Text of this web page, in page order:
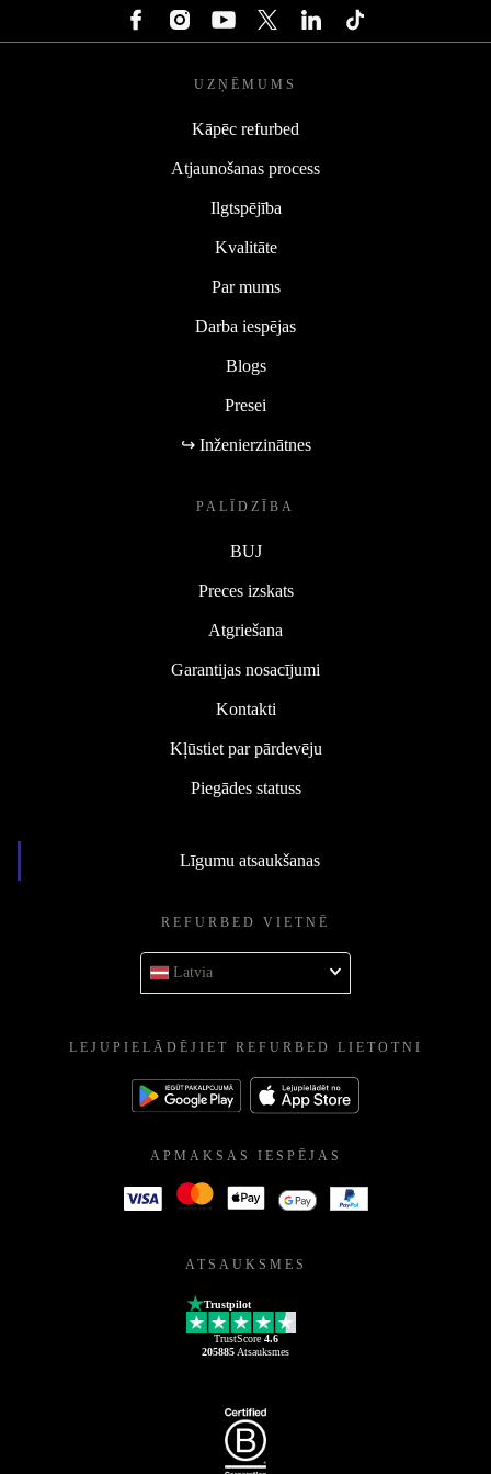
UZŅĒMUMS
Kāpēc refurbed
Atjaunošanas process
Ilgtspējība
Kvalitāte
Par mums
Darba iespējas
Blogs
Presei
↪ Inženierzinātnes
PALĪDZĪBA
BUJ
Preces izskats
Atgriešana
Garantijas nosacījumi
Kontakti
Kļūstiet par pārdevēju
Piegādes statuss
Līgumu atsaukšanas
REFURBED VIETNĒ
Latvia
LEJUPIELĀDĒJIET REFURBED LIETOTNI
APMAKSAS IESPĒJAS
ATSAUKSMES
Trustpilot
TrustScore 4.6
205885 Atsauksmes